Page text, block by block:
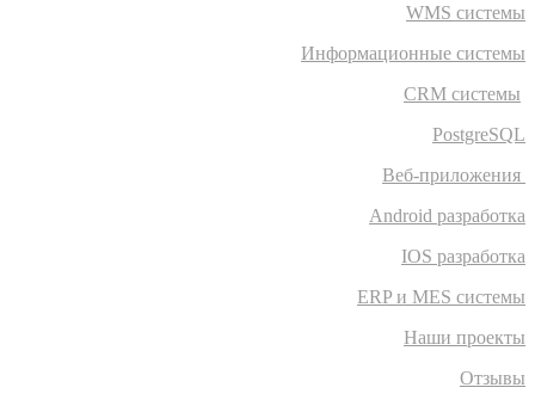
WMS системы
Информационные системы
CRM системы
PostgreSQL
Веб-приложения
Android разработка
IOS разработка
ERP и MES системы
Наши проекты
Отзывы